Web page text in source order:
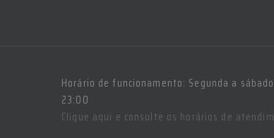
Horário de funcionamento: Segunda a
23:00
Clique aqui e consulte os horários de